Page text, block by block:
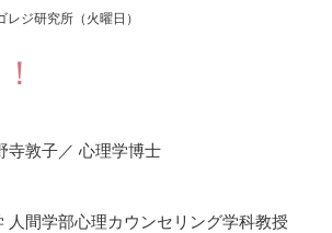
ジ研究所（火曜日）
寺敦子／ 心理学博士
人間学部心理カウンセリング学科教授